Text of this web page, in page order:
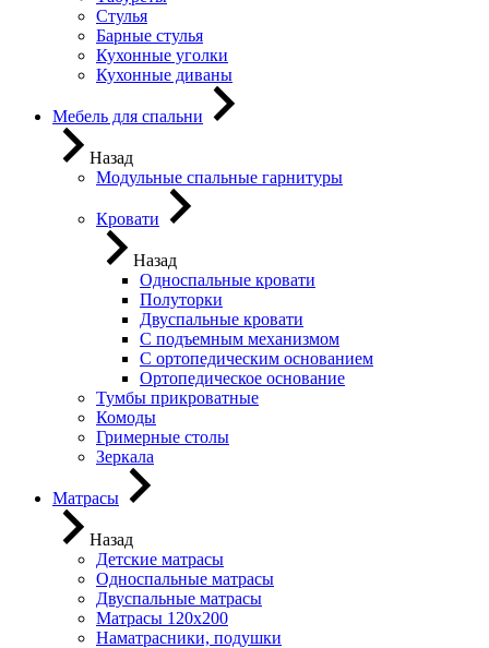
Стулья
Барные стулья
Кухонные уголки
Кухонные диваны
Мебель для спальни
Назад
Модульные спальные гарнитуры
Кровати
Назад
Односпальные кровати
Полуторки
Двуспальные кровати
С подъемным механизмом
С ортопедическим основанием
Ортопедическое основание
Тумбы прикроватные
Комоды
Гримерные столы
Зеркала
Матрасы
Назад
Детские матрасы
Односпальные матрасы
Двуспальные матрасы
Матрасы 120х200
Наматрасники, подушки